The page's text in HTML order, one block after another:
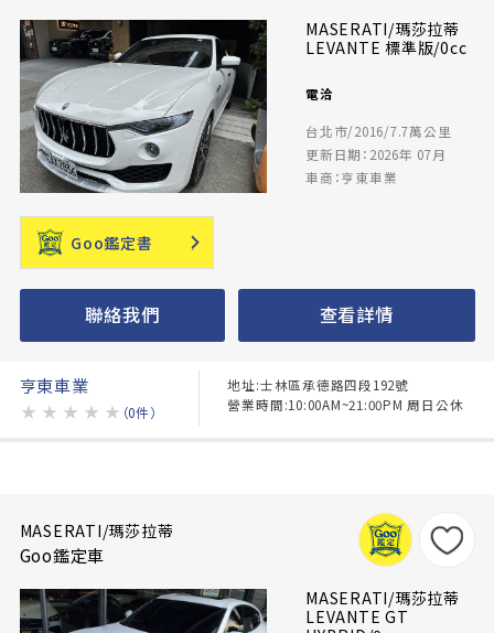
MASERATI/瑪莎拉蒂
LEVANTE 標準版/0cc
電洽
台北市/2016/7.7萬公里
更新日期：2026年 07月
車商：亨東車業
Goo鑑定書
聯絡我們 查看詳情
亨東車業
★ ★ ★ ★ ★ （0件）
地址:士林區承德路四段192號
營業時間:10:00AM~21:00PM 周日公休
MASERATI/瑪莎拉蒂
Goo鑑定車
MASERATI/瑪莎拉蒂
LEVANTE GT